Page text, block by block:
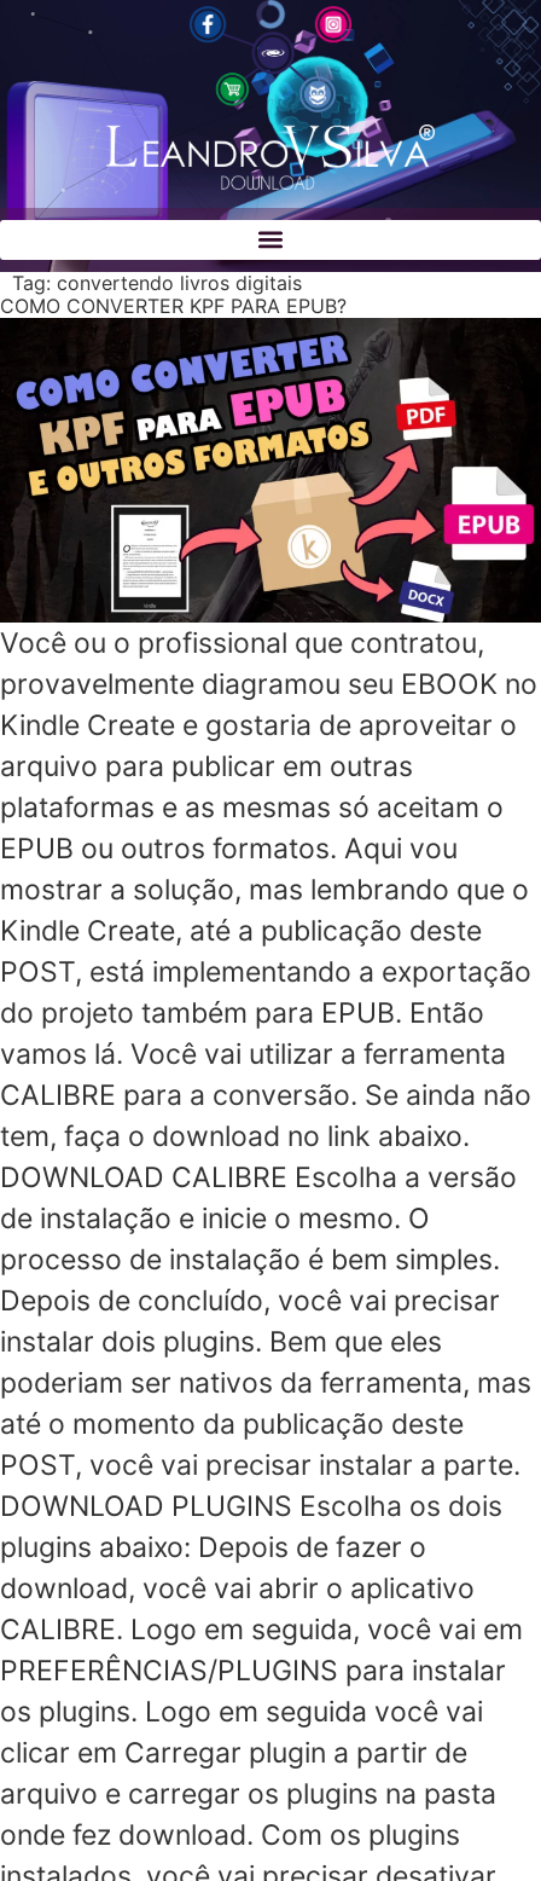
Tag: convertendo livros digitais
COMO CONVERTER KPF PARA EPUB?
Você ou o profissional que contratou,
provavelmente diagramou seu EBOOK no
Kindle Create e gostaria de aproveitar o
arquivo para publicar em outras
plataformas e as mesmas só aceitam o
EPUB ou outros formatos. Aqui vou
mostrar a solução, mas lembrando que o
Kindle Create, até a publicação deste
POST, está implementando a exportação
do projeto também para EPUB. Então
vamos lá. Você vai utilizar a ferramenta
CALIBRE para a conversão. Se ainda não
tem, faça o download no link abaixo.
DOWNLOAD CALIBRE Escolha a versão
de instalação e inicie o mesmo. O
processo de instalação é bem simples.
Depois de concluído, você vai precisar
instalar dois plugins. Bem que eles
poderiam ser nativos da ferramenta, mas
até o momento da publicação deste
POST, você vai precisar instalar a parte.
DOWNLOAD PLUGINS Escolha os dois
plugins abaixo: Depois de fazer o
download, você vai abrir o aplicativo
CALIBRE. Logo em seguida, você vai em
PREFERÊNCIAS/PLUGINS para instalar
os plugins. Logo em seguida você vai
clicar em Carregar plugin a partir de
arquivo e carregar os plugins na pasta
onde fez download. Com os plugins